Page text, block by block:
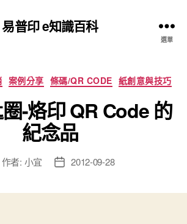
易普印 e知識百科
選單
分
類
案例分享 條碼/QR CODE 紙創意與技巧
-烙印 QR Code 的
紀念品
作者: 小宜
文 2012-09-28